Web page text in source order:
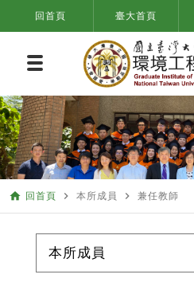
回首頁 臺大首頁
home 回首頁 navigate_next 本所成員 navigate_next 兼任教師
本所成員